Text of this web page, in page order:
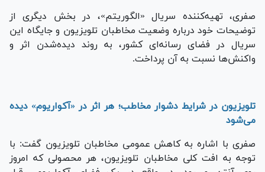
صفری، تهیه‌کننده سریال «الگوریتم»، در بخش دیگری از
توضیحات خود درباره وضعیت مخاطبان تلویزیون و جایگاه این
سریال در فضای رسانه‌ای کشور، به روند دیده‌شدن اثر و
واکنش‌ها نسبت به آن پرداخت.
تلویزیون در شرایط دشوار مخاطب؛ هر اثر در «آکواریوم» دیده
می‌شود
صفری با اشاره به کاهش عمومی مخاطبان تلویزیون گفت: با
توجه به افت کلی مخاطبان تلویزیون، هر محصولی که امروز